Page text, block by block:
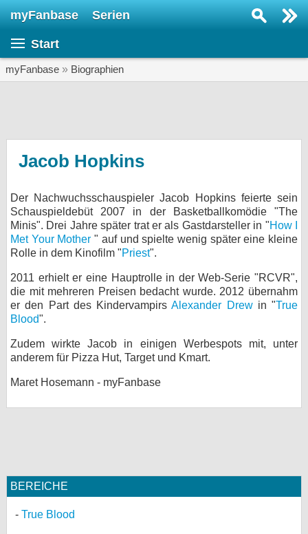
myFanbase Serien
Start
myFanbase » Biographien
Jacob Hopkins
Der Nachwuchsschauspieler Jacob Hopkins feierte sein
Schauspieldebüt 2007 in der Basketballkomödie "The
Minis". Drei Jahre später trat er als Gastdarsteller in "How I
Met Your Mother" auf und spielte wenig später eine kleine
Rolle in dem Kinofilm "Priest".
2011 erhielt er eine Hauptrolle in der Web-Serie "RCVR",
die mit mehreren Preisen bedacht wurde. 2012 übernahm
er den Part des KindervampirsAlexander Drewin "True
Blood".
Zudem wirkte Jacob in einigen Werbespots mit, unter
anderem für Pizza Hut, Target und Kmart.
Maret Hosemann - myFanbase
BEREICHE
True Blood
KULTUR
Specials
SERVICE
Forum
bei Facebook